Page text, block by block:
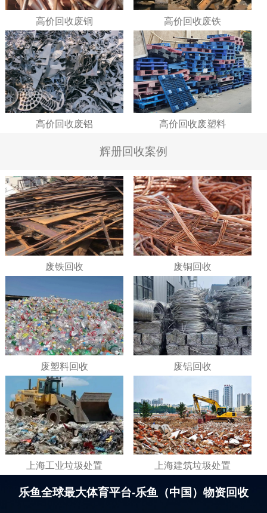
高价回收废铜 高价回收废铁
高价回收废铝 高价回收废塑料
辉册回收案例
废铁回收 废铜回收
废塑料回收 废铝回收
上海工业垃圾处置 上海建筑垃圾处置
乐鱼全球最大体育平台-乐鱼（中国）物资回收